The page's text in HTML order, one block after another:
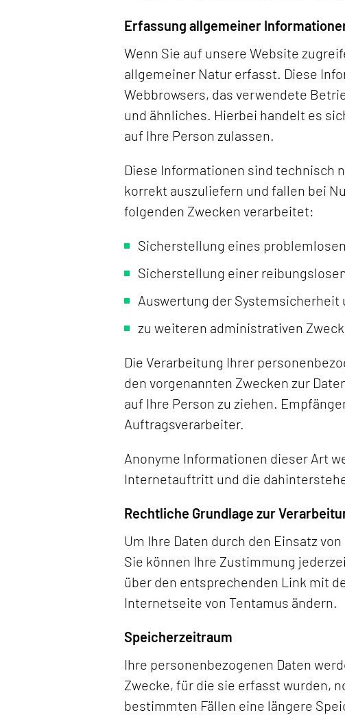
Erfassung allgemeiner
Wenn Sie auf unsere Website
allgemeiner Natur erfasst. Diese
Webbrowsers, das verwendete
und ähnliches. Hierbei handelt es
auf Ihre Person zulassen.
Diese Informationen sind technisch
korrekt auszuliefern und fallen bei
folgenden Zwecken verarbeitet:
Sicherstellung eines
Sicherstellung einer
Auswertung der
zu weiteren administrativen
Die Verarbeitung Ihrer
den vorgenannten Zwecken zur
auf Ihre Person zu ziehen.
Auftragsverarbeiter.
Anonyme Informationen dieser Art
Internetauftritt und die
Rechtliche Grundlage zur
Um Ihre Daten durch den Einsatz
Sie können Ihre Zustimmung
über den entsprechenden Link mit
Internetseite von Tentamus ändern.
Speicherzeitraum
Ihre personenbezogenen Daten
Zwecke, für die sie erfasst wurden,
bestimmten Fällen eine längere